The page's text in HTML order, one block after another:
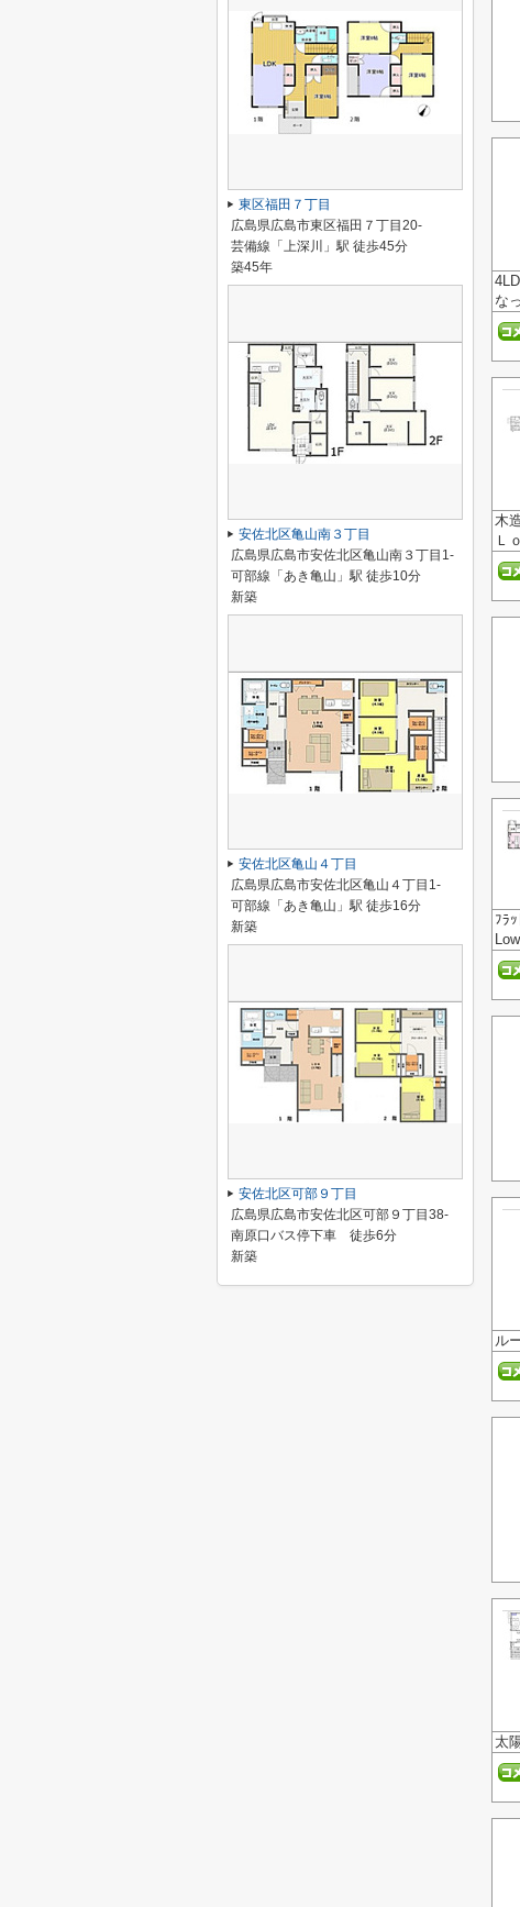
な
木
Ｌ
ﾌﾗ
ル
太
東区福田７丁目
広島県広島市東区福田７丁目20-
芸備線「上深川」駅 徒歩45分
築45年
安佐北区亀山南３丁目
広島県広島市安佐北区亀山南３丁目1-
可部線「あき亀山」駅 徒歩10分
新築
安佐北区亀山４丁目
広島県広島市安佐北区亀山４丁目1-
可部線「あき亀山」駅 徒歩16分
新築
安佐北区可部９丁目
広島県広島市安佐北区可部９丁目38-
南原口バス停下車 徒歩6分
新築